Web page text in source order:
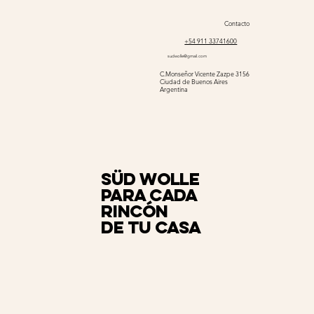
Süd Wolle
para cada
rincón
de tu casa
Contacto
+54 911 33741600
sudwolle@gmail.com
C.Monseñor Vicente Zazpe 3156
Ciudad de Buenos Aires
Argentina